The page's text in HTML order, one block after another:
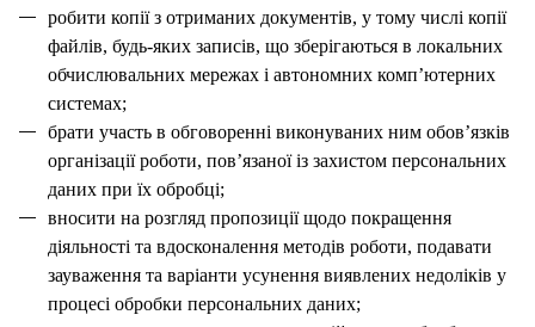
робити копії з отриманих документів, у тому числі копії
файлів, будь-яких записів, що зберігаються в локальних
обчислювальних мережах і автономних комп’ютерних
системах;
брати участь в обговоренні виконуваних ним обов’язків
організації роботи, пов’язаної із захистом персональних
даних при їх обробці;
вносити на розгляд пропозиції щодо покращення
діяльності та вдосконалення методів роботи, подавати
зауваження та варіанти усунення виявлених недоліків у
процесі обробки персональних даних;